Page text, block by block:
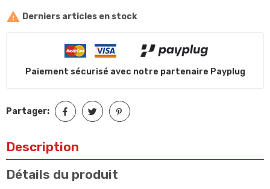
 Derniers articles en stock
Paiement sécurisé avec notre partenaire Payplug
Partager:
Description
Détails du produit